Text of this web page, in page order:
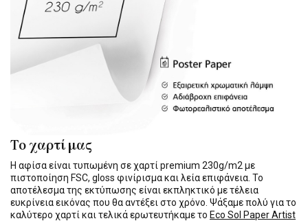
Το χαρτί μας
Η αφίσα είναι τυπωμένη σε χαρτί premium 230g/m2 με
πιστοποίηση FSC, gloss φινίρισμα και λεία επιφάνεια. Το
αποτέλεσμα της εκτύπωσης είναι εκπληκτικό με τέλεια
ευκρίνεια εικόνας που θα αντέξει στο χρόνο. Ψάξαμε πολύ για το
καλύτερο χαρτί και τελικά ερωτευτήκαμε το Eco Sol Paper Artist